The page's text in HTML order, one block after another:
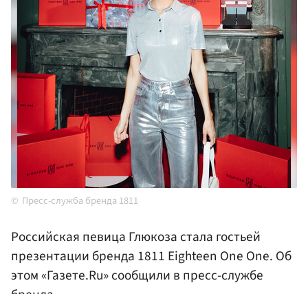
Пресс-служба бренда 1811
Российская певица Глюкоза стала гостьей
презентации бренда 1811 Eighteen One One. Об
этом «Газете.Ru» сообщили в пресс-службе